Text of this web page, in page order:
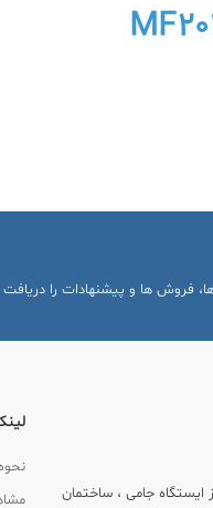
فروش ها و پیشنهادات را
ایستگاه جامی ، ساختمان